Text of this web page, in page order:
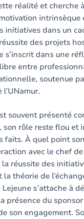
réalité et cherche
intrinsèque
initiatives dans un
des projets
s’inscrit dans une
entre
soutenue
souvent présenté
son rôle reste flou et
faits. À quel point
avec le chef
réussite des
la théorie de
s’attache à
présence du
son engagement.